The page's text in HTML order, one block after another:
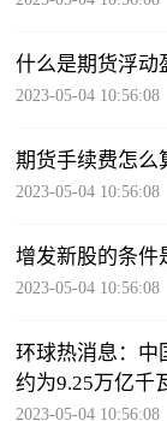
什么是期货浮动
2023-05-04 10:56:08
期货手续费怎么
2023-05-04 10:56:08
增发新股的条件
2023-05-04 10:56:08
环球热消息：中
约为9.25万亿千
2023-05-04 10:56:08